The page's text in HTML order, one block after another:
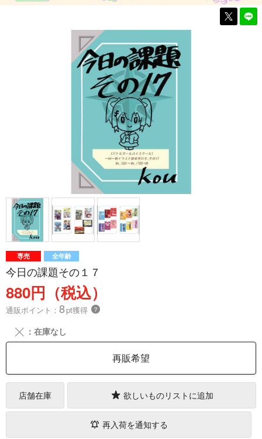
専売 全年齢
今日の課題その１７
880円（税込）
通販ポイント： 8pt獲得 ？
╳ ：在庫なし
再販希望
店舗在庫 欲しいものリストに追加
再入荷を通知する